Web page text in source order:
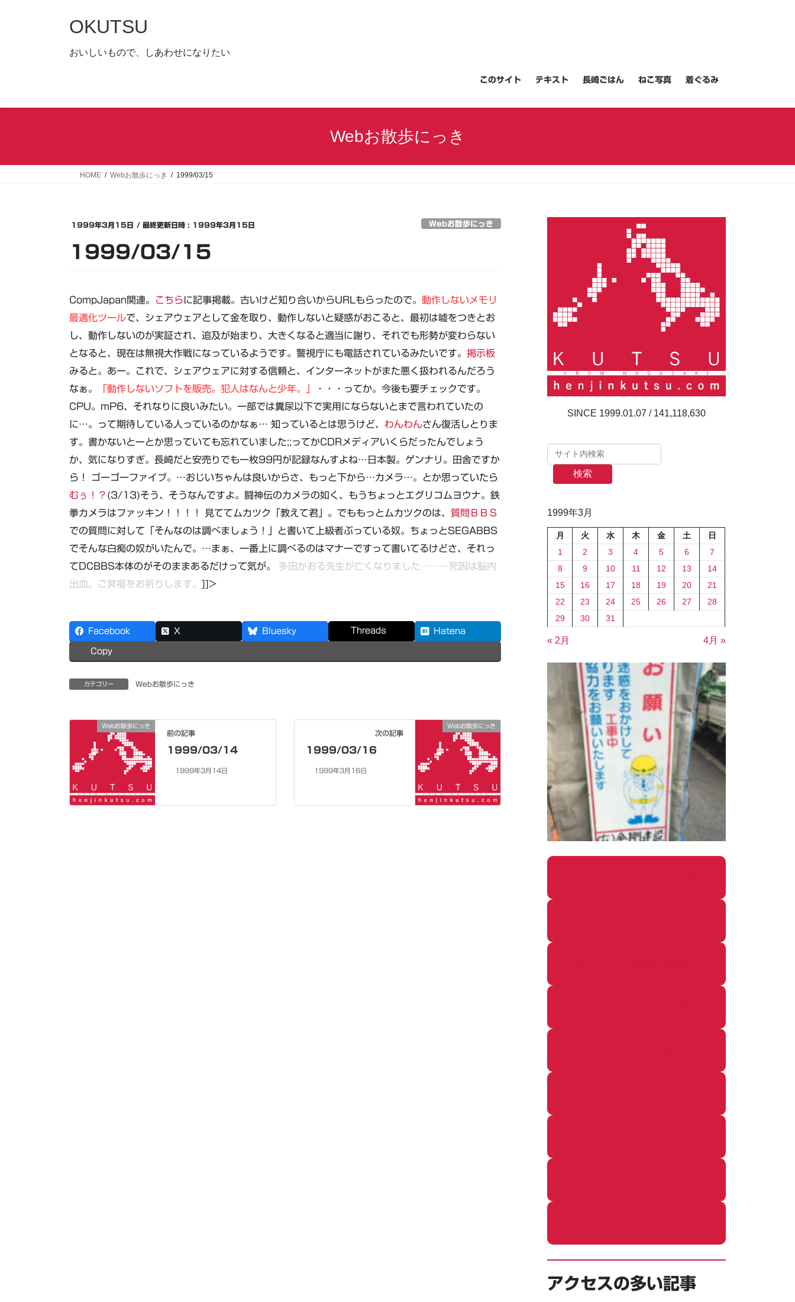
キ
に
OKUTSU
おいしいもので、しあわせになりたい
このサイト テキスト 長崎ごはん ねこ写真 着ぐるみ
Webお散歩にっき
HOME Webお散歩にっき 1999/03/15
1999年3月15日 / 最終更新日時 : 1999年3月15日 Webお散歩にっき
1999/03/15
CompJapan関連。 こちらに記事掲載。古いけど知り合いからURLもらったので。 動作しないメモリ
最適化ツールで、シェアウェアとして金を取り、動作しないと疑惑がおこると、最初は嘘をつきとお
し、動作しないのが実証され、追及が始まり、大きくなると適当に謝り、それでも形勢が変わらない
となると、現在は無視大作戦になっているようです。警視庁にも電話されているみたいです。 掲示板
みると。あー。これで、シェアウェアに対する信頼と、インターネットがまた悪く扱われるんだろう
なぁ。
「動作しないソフトを販売。犯人はなんと少年。」
・・・ってか。今後も要チェックです。
CPU。mP6、それなりに良いみたい。一部では糞尿以下で実用にならないとまで言われていたの
に…。って期待している人っているのかなぁ… 知っているとは思うけど、 わんわんさん復活しとりま
す。書かないとーとか思っていても忘れていました;;ってかCDRメディアいくらだったんでしょう
か、気になりすぎ。長崎だと安売りでも一枚99円が記録なんすよね…日本製。ゲンナリ。田舎ですか
ら！ ゴーゴーファイブ。…おじいちゃんは良いからさ、もっと下から…カメラ…。とか思っていたら
むぅ！？ (3/13)そう、そうなんですよ。闘神伝のカメラの如く、もうちょっとエグリコムヨウナ。鉄
拳カメラはファッキン！！！！ 見ててムカツク「教えて君」。でももっとムカツクのは、 質問ＢＢＳ
での質問に対して「そんなのは調べましょう！」と書いて上級者ぶっている奴。ちょっとSEGABBS
でそんな白痴の奴がいたんで。…まぁ、一番上に調べるのはマナーですって書いてるけどさ、それっ
てDCBBS本体のがそのままあるだけって気が。 多田かおる先生が亡くなりました………死因は脳内
出血。ご冥福をお祈りします。 ]]>
Facebook X Bluesky Threads Hatena
Copy
カテゴリー Webお散歩にっき
Webお散歩にっき
前の記事
1999/03/14
1999年3月14日
Webお散歩にっき
次の記事
1999/03/16
1999年3月16日
141,118,630
検索
1999年3月
月 火 水 木 金 土
日
1
2 3 4 5 6
7
8
9 10 11 12 13
14
15
16 17 18 19 20
21
22
23 24 25 26 27
28
29
30 31
« 2月 4月 »
アクセスの多い記事